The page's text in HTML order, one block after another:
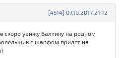
[4514] 07.10.2017 21:12
скоро увижу Балтику на родном
с шарфом придет на